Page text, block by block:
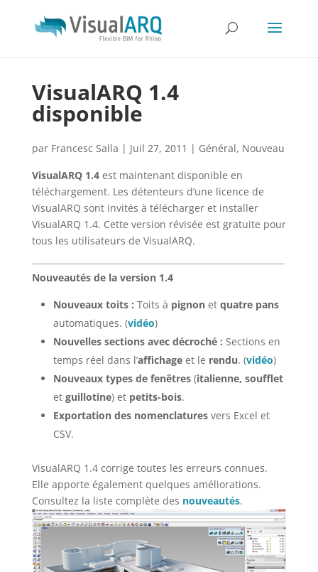
VisualARQ 1.4
disponible
par Francesc Salla | Juil 27, 2011 | Général, Nouveau
VisualARQ 1.4est maintenant disponible en
téléchargement. Les détenteurs d’une licence de
VisualARQ sont invités à télécharger et installer
VisualARQ 1.4. Cette version révisée est gratuite pour
tous les utilisateurs de VisualARQ.
Nouveautés de la version 1.4
Nouveaux toits : Toits à pignonet quatre pans
automatiques. (vidéo)
Nouvelles sections avec décroché : Sections en
temps réel dans l’affichageet le rendu. (vidéo)
Nouveaux types de fenêtres(italienne, soufflet
et guillotine) et petits-bois.
Exportation des nomenclatures vers Excel et
CSV.
VisualARQ 1.4 corrige toutes les erreurs connues.
Elle apporte également quelques améliorations.
Consultez la liste complète des nouveautés.